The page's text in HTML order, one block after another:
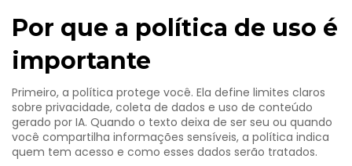
Por que a política de uso é
importante
Primeiro, a política protege você. Ela define limites claros
sobre privacidade, coleta de dados e uso de conteúdo
gerado por IA. Quando o texto deixa de ser seu ou quando
você compartilha informações sensíveis, a política indica
quem tem acesso e como esses dados serão tratados.